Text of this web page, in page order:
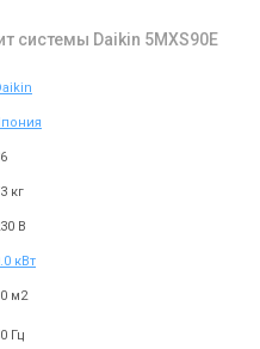
системы Daikin 5MXS90E
кг
В
кВт
м2
Гц